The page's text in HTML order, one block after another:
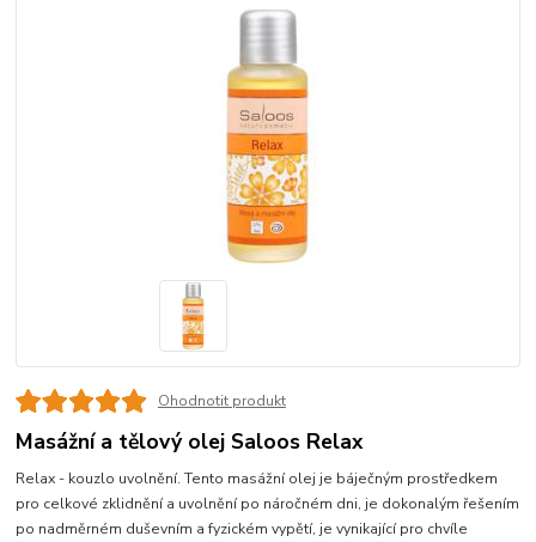
Ohodnotit produkt
Masážní a tělový olej Saloos Relax
Relax - kouzlo uvolnění. Tento masážní olej je báječným prostředkem
pro celkové zklidnění a uvolnění po náročném dni, je dokonalým řešením
po nadměrném duševním a fyzickém vypětí, je vynikající pro chvíle